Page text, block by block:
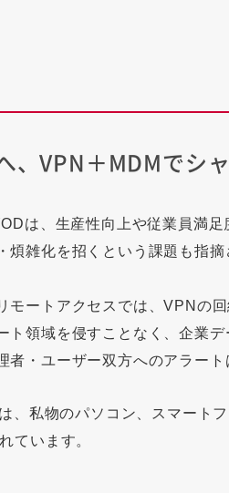
、VPN＋MDMでシ
は、生産性向上や従業員満
煩雑化を招くという課題も指
モートアクセスでは、VPNの
ト領域を侵すことなく、企業
者・ユーザー双方へのアラー
、私物のパソコン、スマート
ています。